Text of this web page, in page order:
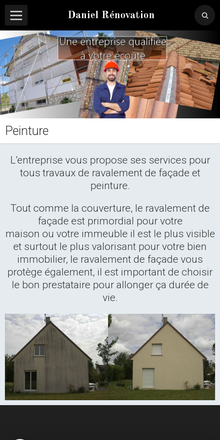
Daniel Rénovation
Peinture
L’entreprise vous propose ses services pour
tous travaux de ravalement de façade et
peinture.
Tout comme la couverture, le ravalement de
façade est primordial pour votre
maison ou votre immeuble il est le plus visible
et surtout le plus valorisant pour votre bien
immobilier, le ravalement de façade vous
protège également, il est important de choisir
le bon prestataire pour allonger ça durée de
vie.